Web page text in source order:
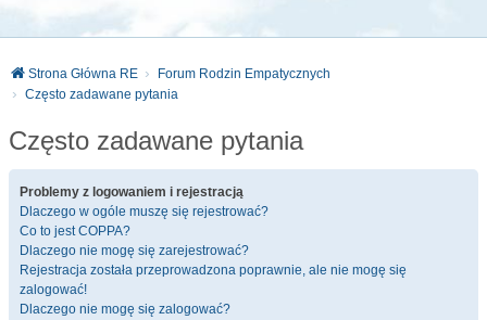
Strona Główna RE
Forum Rodzin Empatycznych
Często zadawane pytania
Często zadawane pytania
Problemy z logowaniem i rejestracją
Dlaczego w ogóle muszę się rejestrować?
Co to jest COPPA?
Dlaczego nie mogę się zarejestrować?
Rejestracja została przeprowadzona poprawnie, ale nie mogę się
zalogować!
Dlaczego nie mogę się zalogować?